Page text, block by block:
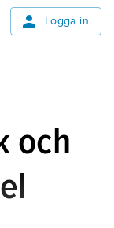
Logga in
och